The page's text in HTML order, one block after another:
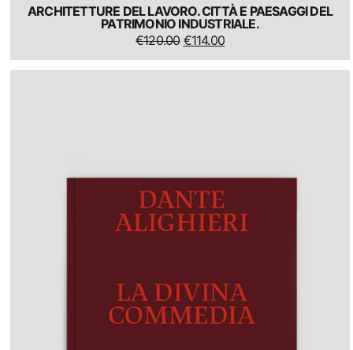
ARCHITETTURE DEL LAVORO. CITTÀ E PAESAGGI DEL
PATRIMONIO INDUSTRIALE.
€120.00 IL
PREZZO
ORIGINALE
€114.00IL
PREZZO
ATTUALE